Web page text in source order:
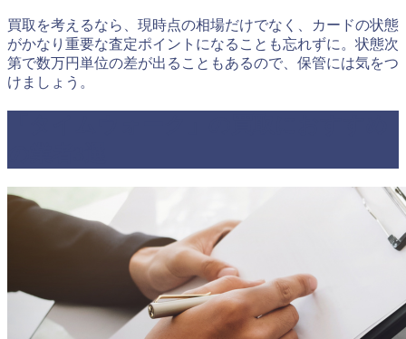
買取を考えるなら、現時点の相場だけでなく、カードの状態
がかなり重要な査定ポイントになることも忘れずに。状態次
第で数万円単位の差が出ることもあるので、保管には気をつ
けましょう。